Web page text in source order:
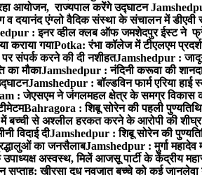
आयोजन, राज्यपाल करेंगे उद्घाटन
व दयानंद एंग्लो वैदिक संस्था के संचालन में
: इनर व्हील क्लब ऑफ जमशेदपुर ईस्ट ने
कराया गयाPotka: रंभा कॉलेज में टीएलएम
संपर्क करने की दी नशीहतJamshedpur :
का मौकाJamshedpur : नंदिनी करूवा की
Jamshedpur : बॉल्डविन फार्म एरिया हाई
: जेएसएम ने जंगलमहल क्षेत्र के समग्र विकास
Bahragora : शिबू सोरेन की पहली
बच्ची से अश्लील हरकत करने के आरोपी की शीघ्र
विदाई दीJamshedpur : शिबू सोरेन की
का जनसैलाबJamshedpur : मुर्गा महादेव
अस्वस्थ, मिलें आजसू पार्टी के केंद्रीय
सप्ताह: खीरसा दूध नवजात बच्चे को कई जानलेवा